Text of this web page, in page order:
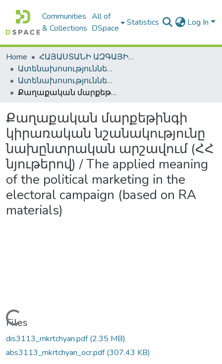
Communities
& Collections
All of
DSpace
Statistics Log In
Home
ՀԱՅԱՍՏԱՆԻ ԱԶԳԱՅԻՆ ԳՐԱԴԱՐԱՆԻ ԹՎԱՅԻՆ ՊԱՀՈՑ / DIGITAL REPOSITORY OF NLA
Ատենախոսություններ և սեղմագրեր / Theses & Abstracts
Ատենախոսություններ և սեղմագրեր / Theses & Abstracts
Քաղաքական մարքեթինգի կիրառական նշանակությունը նախընտրական արշավում (ՀՀ նյութերով) / The applied meaning of the political marketing in the electoral campaign (based on RA materials)
Քաղաքական մարքեթինգի
կիրառական նշանակությունը
նախընտրական արշավում (ՀՀ
նյութերով) / The applied meaning
of the political marketing in the
electoral campaign (based on RA
materials)
Loading...
Files
dis3113_mkrtchyan.pdf(2.35 MB)
abs3113_mkrtchyan_ocr.pdf(307.43 KB)